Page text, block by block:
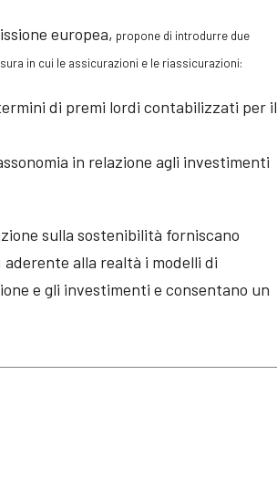
europea, propone di introdurre due
in cui le assicurazioni e le riassicurazioni:
di premi lordi contabilizzati per il
in relazione agli investimenti
sulla sostenibilità forniscano
alla realtà i modelli di
e gli investimenti e consentano un